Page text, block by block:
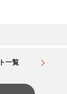
一覧